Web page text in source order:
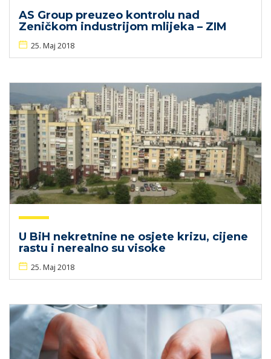
AS Group preuzeo kontrolu nad
Zeničkom industrijom mlijeka – ZIM
25. Maj 2018
U BiH nekretnine ne osjete krizu, cijene
rastu i nerealno su visoke
25. Maj 2018